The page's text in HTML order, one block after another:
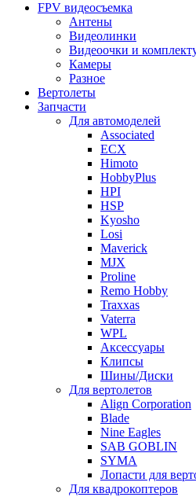
FPV видеосъемка
Антены
Видеолинки
Видеоочки и
Камеры
Разное
Вертолеты
Запчасти
Для автомоделей
Associated
ECX
Himoto
HobbyPlus
HPI
HSP
Kyosho
Losi
Maverick
MJX
Proline
Remo Hobby
Traxxas
Vaterra
WPL
Аксессуары
Клипсы
Шины/Диски
Для вертолетов
Align Corporation
Blade
Nine Eagles
SAB GOBLIN
SYMA
Лопасти для
Для квадрокоптеров